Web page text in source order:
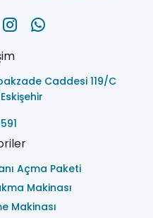
Caddesi 119/C
Açma Paketi
Makinası
Makinası